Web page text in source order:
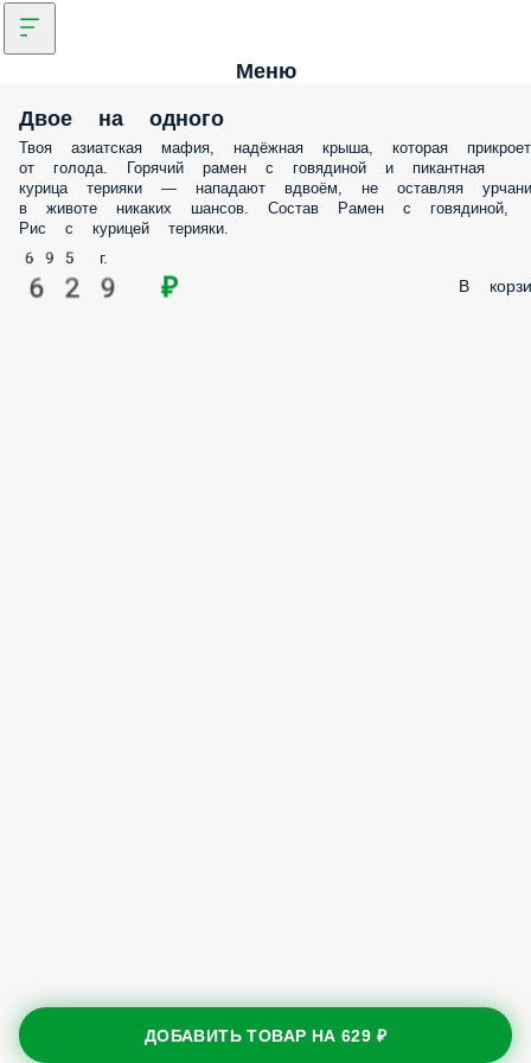
Меню
Двое на одного
Твоя азиатская мафия, надёжная крыша, которая прикроет
от голода. Горячий рамен с говядиной и пикантная
курица терияки — нападают вдвоём, не оставляя
в животе никаких шансов. Состав Рамен с говядиной,
Рис с курицей терияки.
695 г.
629 ₽ В
ДОБАВИТЬ ТОВАР НА629 ₽